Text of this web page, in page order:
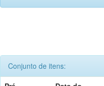
Conjunto de itens: